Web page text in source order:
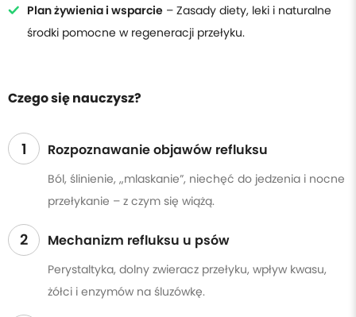
Plan żywienia i wsparcie – Zasady diety, leki i naturalne
środki pomocne w regeneracji przełyku.
Czego się nauczysz?
1 Rozpoznawanie objawów refluksu
Ból, ślinienie, „mlaskanie”, niechęć do jedzenia i nocne
przełykanie – z czym się wiążą.
2 Mechanizm refluksu u psów
Perystaltyka, dolny zwieracz przełyku, wpływ kwasu,
żółci i enzymów na śluzówkę.